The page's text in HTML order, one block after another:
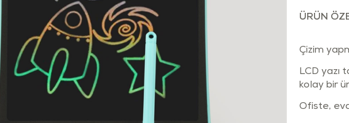
ÜRÜN
Çizim
LCD yazı
kolay bir
Ofiste,